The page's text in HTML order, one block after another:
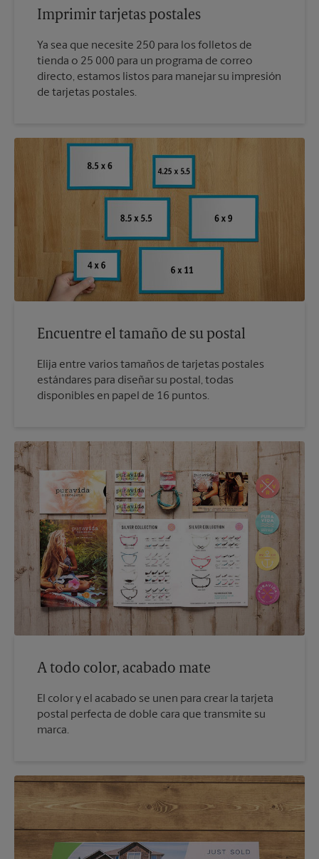
Imprimir tarjetas postales
Ya sea que necesite 250 para los folletos de
tienda o 25 000 para un programa de correo
directo, estamos listos para manejar su impresión
de tarjetas postales.
Encuentre el tamaño de su postal
Elija entre varios tamaños de tarjetas postales
estándares para diseñar su postal, todas
disponibles en papel de 16 puntos.
A todo color, acabado mate
El color y el acabado se unen para crear la tarjeta
postal perfecta de doble cara que transmite su
marca.